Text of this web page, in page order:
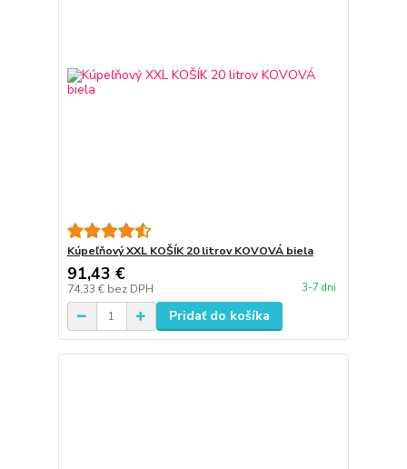
Kúpeľňový XXL KOŠÍK 20 litrov KOVOVÁ biela
91,43 €
74,33 € bez DPH 3-7 dni
Pridať do košíka